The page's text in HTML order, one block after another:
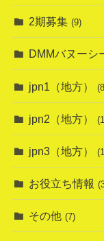
2期募集 (9)
DMMバヌーシ
jpn1（地方）
jpn2（地方）
jpn3（地方）
お役立ち情報
その他 (7)